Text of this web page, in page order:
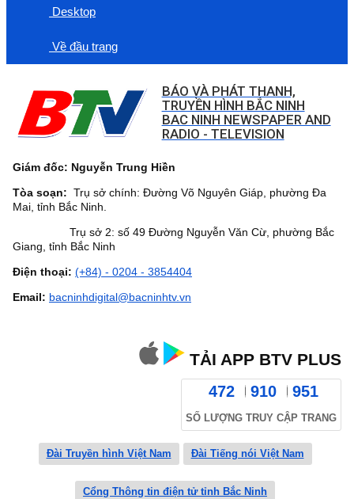
Desktop
Về đầu trang
BÁO VÀ PHÁT THANH,
TRUYỀN HÌNH BẮC NINH
BAC NINH NEWSPAPER AND
RADIO - TELEVISION
Giám đốc: Nguyễn Trung Hiền
Tòa soạn: Trụ sở chính: Đường Võ Nguyên Giáp, phường Đa
Mai, tỉnh Bắc Ninh.
Trụ sở 2: số 49 Đường Nguyễn Văn Cừ, phường Bắc
Giang, tỉnh Bắc Ninh
Điện thoại: (+84) - 0204 - 3854404
Email: bacninhdigital@bacninhtv.vn
TẢI APP BTV PLUS
472 910 951
SỐ LƯỢNG TRUY CẬP TRANG
Đài Truyền hình Việt Nam Đài Tiếng nói Việt Nam
Cổng Thông tin điện tử tỉnh Bắc Ninh